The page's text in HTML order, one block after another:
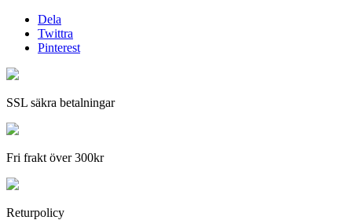
Dela
Twittra
Pinterest
SSL säkra betalningar
Fri frakt över 300kr
Returpolicy